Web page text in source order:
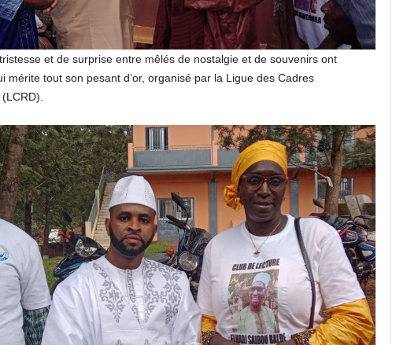
et de surprise entre mêlés de nostalgie et de souvenirs ont
mérite tout son pesant d’or, organisé par la Ligue des Cadres